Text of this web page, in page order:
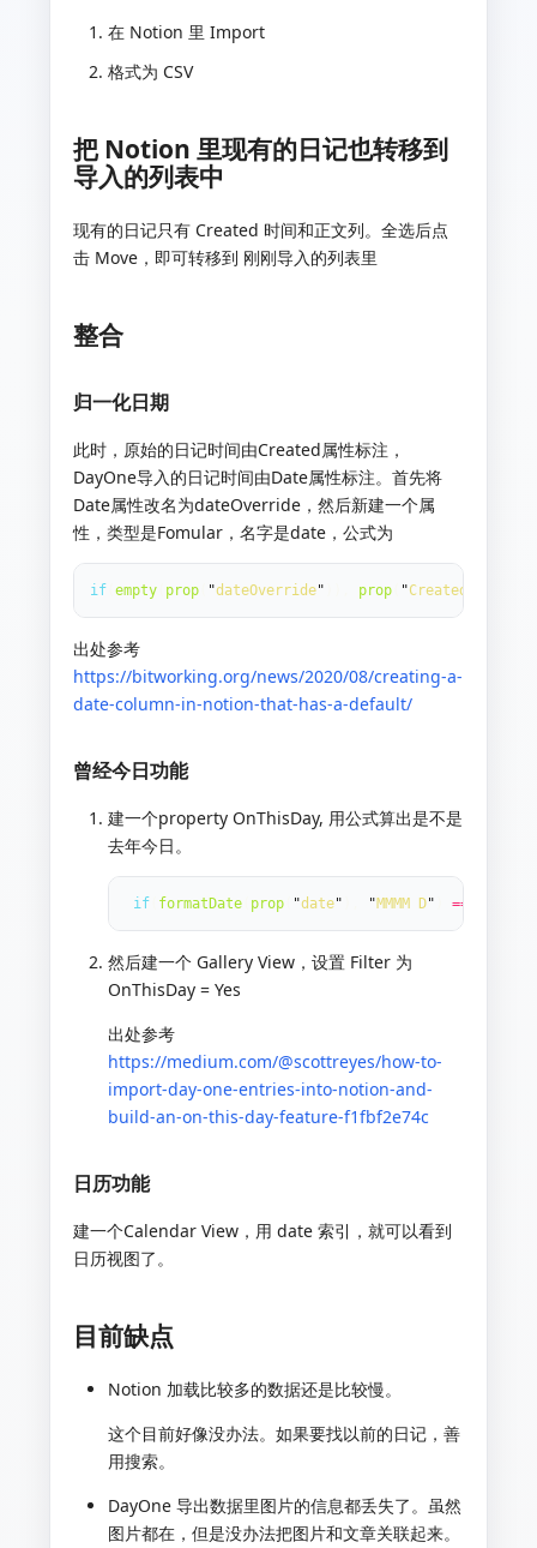
在 Notion 里 Import
格式为 CSV
把 Notion 里现有的日记也转移到
导入的列表中
现有的日记只有 Created 时间和正文列。全选后点
击 Move，即可转移到 刚刚导入的列表里
整合
归一化日期
此时，原始的日记时间由Created属性标注，
DayOne导入的日记时间由Date属性标注。首先将
Date属性改名为dateOverride，然后新建一个属
性，类型是Fomular，名字是date，公式为
if (empty prop "dateOverride" prop "Created
出处参考
https://bitworking.org/news/2020/08/creating-a-
date-column-in-notion-that-has-a-default/
曾经今日功能
建一个property OnThisDay, 用公式算出是不是
去年今日。
if( formatDate( prop( "date" "MMMM D" ==
然后建一个 Gallery View，设置 Filter 为
OnThisDay = Yes
出处参考
https://medium.com/@scottreyes/how-to-
import-day-one-entries-into-notion-and-
build-an-on-this-day-feature-f1fbf2e74c
日历功能
建一个Calendar View，用 date 索引，就可以看到
日历视图了。
目前缺点
Notion 加载比较多的数据还是比较慢。
这个目前好像没办法。如果要找以前的日记，善
用搜索。
DayOne 导出数据里图片的信息都丢失了。虽然
图片都在，但是没办法把图片和文章关联起来。